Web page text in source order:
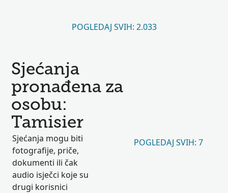
POGLEDAJ SVIH: 2.033
Sjećanja
pronađena za
osobu:
Tamisier
Sjećanja mogu biti
fotografije, priče,
dokumenti ili čak
audio isječci koje su
drugi korisnici
POGLEDAJ SVIH: 7